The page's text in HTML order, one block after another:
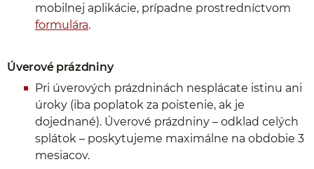
mobilnej aplikácie, prípadne prostredníctvom
formulára.
Úverové prázdniny
Pri úverových prázdninách nesplácate istinu ani
úroky (iba poplatok za poistenie, ak je
dojednané). Úverové prázdniny – odklad celých
splátok – poskytujeme maximálne na obdobie 3
mesiacov.